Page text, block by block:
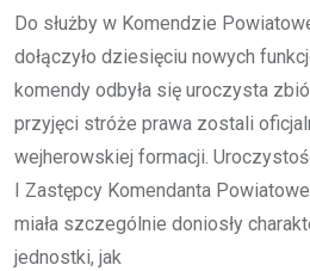
Do służby w Komendzie
dołączyło dziesięciu nowych
komendy odbyła się uroczysta
przyjęci stróże prawa zostali
wejherowskiej formacji.
I Zastępcy Komendanta
miała szczególnie doniosły
jednostki, jak